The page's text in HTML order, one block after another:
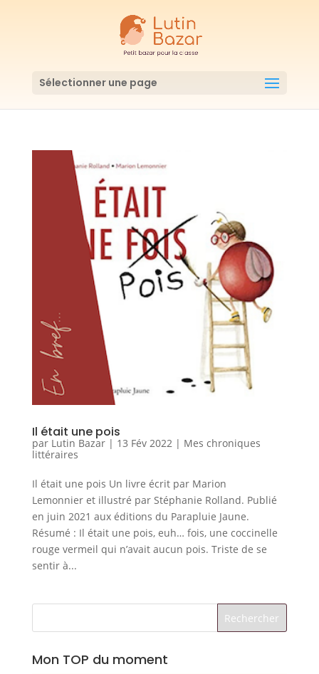
Sélectionner une page
Il était une pois
par Lutin Bazar| 13 Fév 2022| Mes chroniques
littéraires
Il était une pois Un livre écrit par Marion
Lemonnier et illustré par Stéphanie Rolland. Publié
en juin 2021 aux éditions du Parapluie Jaune.
Résumé : Il était une pois, euh… fois, une coccinelle
rouge vermeil qui n’avait aucun pois. Triste de se
sentir à...
Mon TOP du moment